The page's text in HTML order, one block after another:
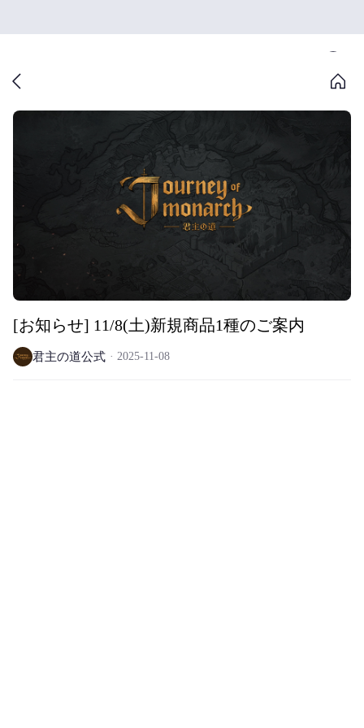
[お知らせ] 11/8(土)新規商品1種のご案内
君主の道公式 2025-11-08